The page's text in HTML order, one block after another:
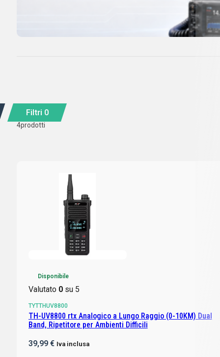
Filtri 0
4prodotti
Disponibile
Valutato 0su 5
TYTTHUV8800
TH-UV8800 rtx Analogico a Lungo Raggio (0-10KM) Dual
Band, Ripetitore per Ambienti Difficili
39,99 € Iva inclusa